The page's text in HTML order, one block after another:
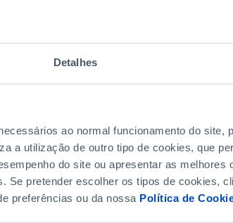
Detalhes
ao normal funcionamento do site,
a utilização de outro tipo de cookies, que
do site ou apresentar as melhores
Se pretender escolher os tipos de cookies,
preferências ou da nossa Política de
FIM